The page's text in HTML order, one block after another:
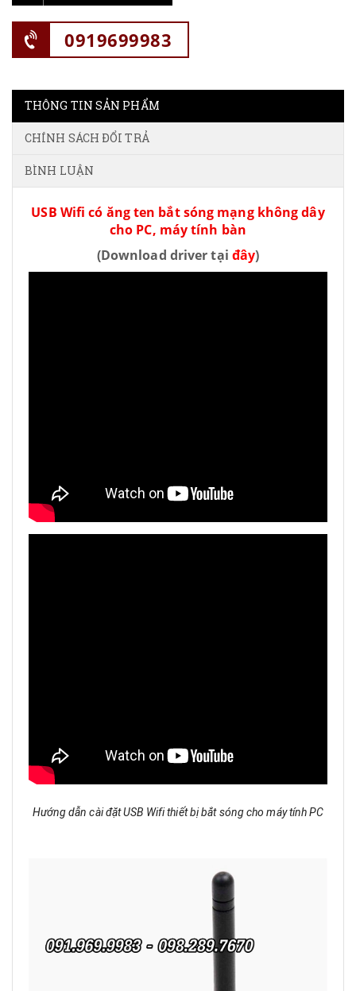
0919699983
THÔNG TIN SẢN PHẨM
CHÍNH SÁCH ĐỔI TRẢ
BÌNH LUẬN
USB Wifi có ăng ten bắt sóng mạng không dây
cho PC, máy tính bàn
(Download driver tại đây)
Hướng dẫn cài đặt USB Wifi thiết bị bắt sóng cho máy tính PC